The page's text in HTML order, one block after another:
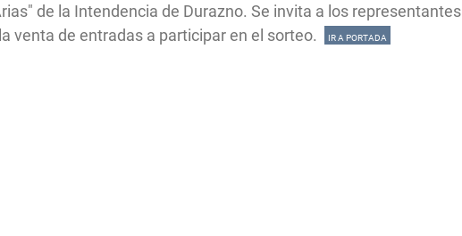
de la Intendencia de Durazno. Se invita a los representantes
venta de entradas a participar en el sorteo.
IR A PORTADA